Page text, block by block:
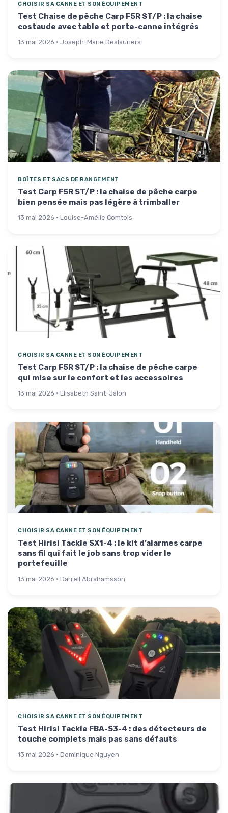
CHOISIR SA CANNE ET SON ÉQUIPEMENT
Test Chaise de pêche Carp F5R ST/P : la chaise
costaude avec table et porte-canne intégrés
13 mai 2026 · Joseph-Marie Deslauriers
BOÎTES ET SACS DE RANGEMENT
Test Carp F5R ST/P : la chaise de pêche carpe
bien pensée mais pas légère à trimballer
13 mai 2026 · Louise-Amélie Comtois
CHOISIR SA CANNE ET SON ÉQUIPEMENT
Test Carp F5R ST/P : la chaise de pêche carpe
qui mise sur le confort et les accessoires
13 mai 2026 · Elisabeth Saint-Jalon
CHOISIR SA CANNE ET SON ÉQUIPEMENT
Test Hirisi Tackle SX1-4 : le kit d’alarmes carpe
sans fil qui fait le job sans trop vider le
portefeuille
13 mai 2026 · Darrell Abrahamsson
CHOISIR SA CANNE ET SON ÉQUIPEMENT
Test Hirisi Tackle FBA-S3-4 : des détecteurs de
touche complets mais pas sans défauts
13 mai 2026 · Dominique Nguyen